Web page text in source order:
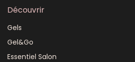
Découvrir
Gels
Gel&Go
Essentiel Salon